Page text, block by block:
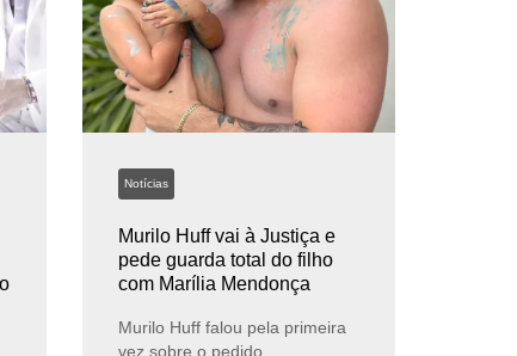
Notícias
Murilo Huff vai à Justiça e
pede guarda total do filho
com Marília Mendonça
Murilo Huff falou pela primeira
vez sobre o pedido...